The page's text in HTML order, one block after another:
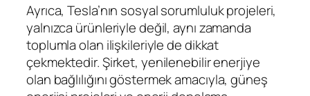
Ayrıca, Tesla’nın sosyal sorumluluk projeleri,
yalnızca ürünleriyle değil, aynı zamanda
toplumla olan ilişkileriyle de dikkat
çekmektedir. Şirket, yenilenebilir enerjiye
olan bağlılığını göstermek amacıyla, güneş